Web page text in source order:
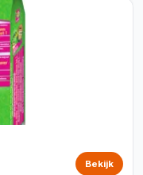
Bekijk